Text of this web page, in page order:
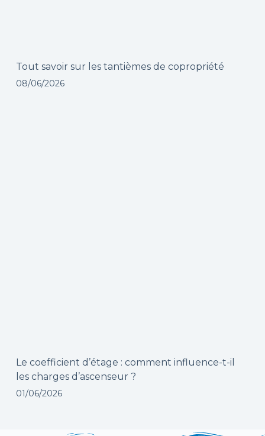
Tout savoir sur les tantièmes de copropriété
08/06/2026
Le coefficient d’étage : comment influence-t-il
les charges d’ascenseur ?
01/06/2026